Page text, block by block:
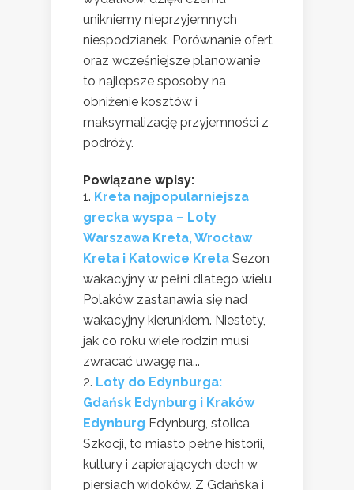
unikniemy nieprzyjemnych
niespodzianek. Porównanie ofert
oraz wcześniejsze planowanie
to najlepsze sposoby na
obniżenie kosztów i
maksymalizację przyjemności z
podróży.
Powiązane wpisy:
Kreta najpopularniejsza
grecka wyspa – Loty
Warszawa Kreta, Wrocław
Kreta i Katowice Kreta Sezon
wakacyjny w pełni dlatego wielu
Polaków zastanawia się nad
wakacyjny kierunkiem. Niestety,
jak co roku wiele rodzin musi
zwracać uwagę na...
Loty do Edynburga:
Gdańsk Edynburg i Kraków
Edynburg Edynburg, stolica
Szkocji, to miasto pełne historii,
kultury i zapierających dech w
piersiach widoków. Z Gdańska i